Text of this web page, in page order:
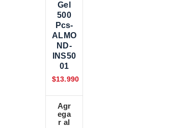
Gel
500
Pcs-
ALMO
ND-
INS50
01
$13.990
Agr
ega
r al